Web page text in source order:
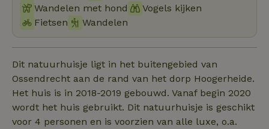
Wandelen met hond
Vogels kijken
Fietsen
Wandelen
Dit natuurhuisje ligt in het buitengebied van
Ossendrecht aan de rand van het dorp Hoogerheide.
Het huis is in 2018-2019 gebouwd. Vanaf begin 2020
wordt het huis gebruikt. Dit natuurhuisje is geschikt
voor 4 personen en is voorzien van alle luxe, o.a.